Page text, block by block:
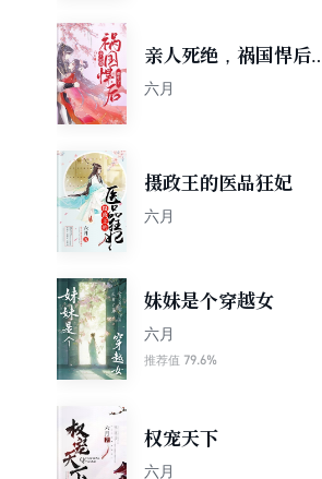
亲人死绝，祸国悍后重
生了
六月
摄政王的医品狂妃
六月
妹妹是个穿越女
六月
推荐值 79.6%
权宠天下
六月